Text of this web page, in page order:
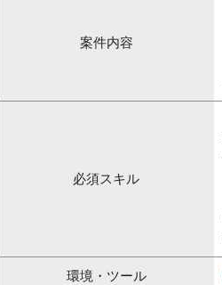
案件内容
必須スキル
環境・ツール